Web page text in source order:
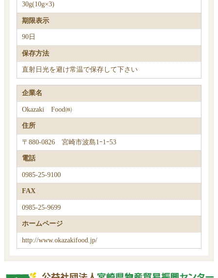
30g(10g×3)
期限表示
90日
保存方法
直射日光を避け常温で保存して下さい
企業名
Okazaki Food㈱
住所
〒880-0826 宮崎市波島1ｰ1ｰ53
電話
0985-25-9100
FAX
0985-25-9699
ホームページ
http://www.okazakifood.jp/